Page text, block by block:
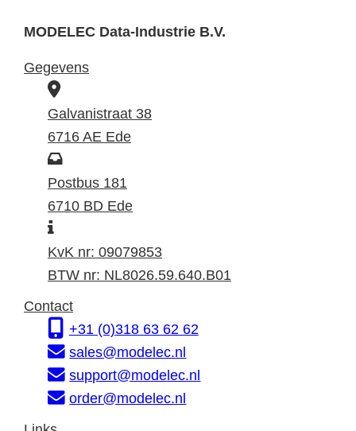
MODELEC Data-Industrie B.V.
Gegevens
B
e
z
o
e
k
d
r
s
Galvanistraat 38
6716 AE Ede
P
o
s
a
d
e
s
Postbus 181
6710 BD Ede
I
n
f
r
m
a
t
KvK nr: 09079853
BTW nr: NL8026.59.640.B01
Contact
+31 (0)318 63 62 62
sales@modelec.nl
support@modelec.nl
order@modelec.nl